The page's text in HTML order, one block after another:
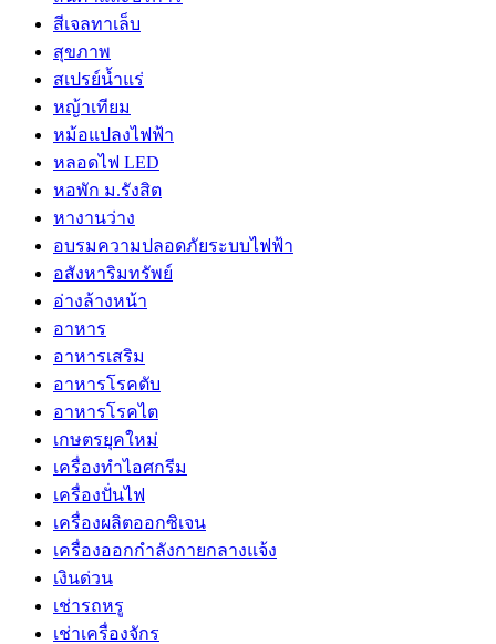
สีเจลทาเล็บ
สุขภาพ
สเปรย์น้ำแร่
หญ้าเทียม
หม้อแปลงไฟฟ้า
หลอดไฟ LED
หอพัก ม.รังสิต
หางานว่าง
อบรมความปลอดภัยระบบไฟฟ้า
อสังหาริมทรัพย์
อ่างล้างหน้า
อาหาร
อาหารเสริม
อาหารโรคตับ
อาหารโรคไต
เกษตรยุคใหม่
เครื่องทำไอศกรีม
เครื่องปั่นไฟ
เครื่องผลิตออกซิเจน
เครื่องออกกำลังกายกลางแจ้ง
เงินด่วน
เช่ารถหรู
เช่าเครื่องจักร